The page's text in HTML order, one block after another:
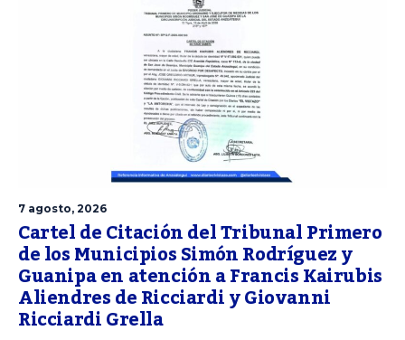
7 agosto, 2026
Cartel de Citación del Tribunal Primero
de los Municipios Simón Rodríguez y
Guanipa en atención a Francis Kairubis
Aliendres de Ricciardi y Giovanni
Ricciardi Grella